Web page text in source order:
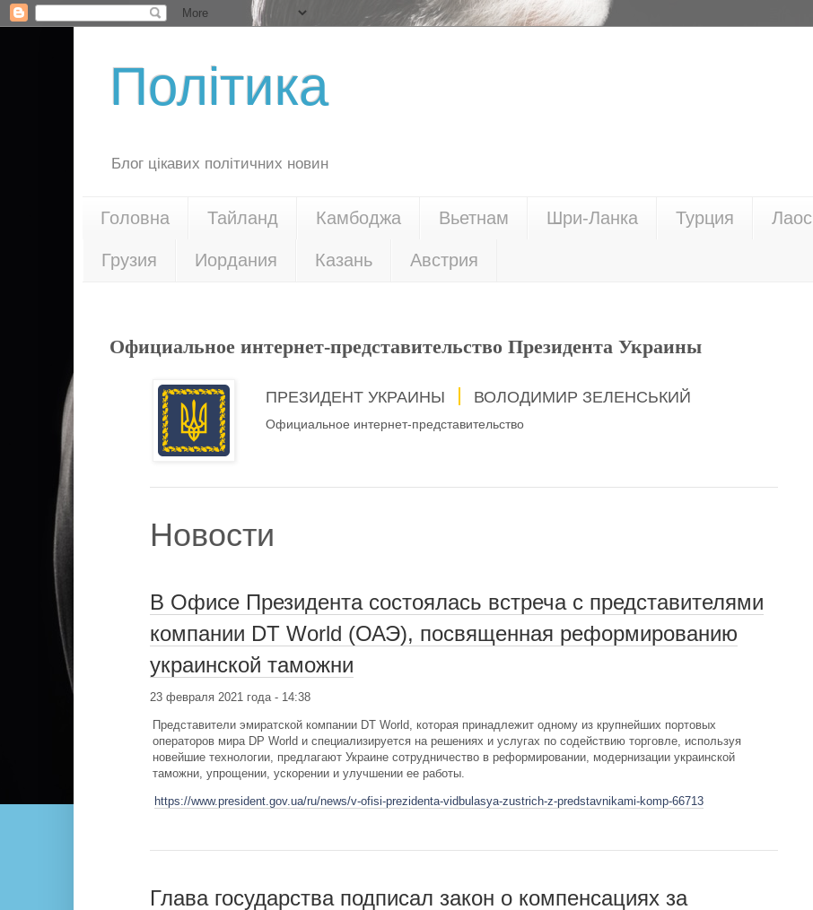
Політика
Блог цікавих політичних новин
Головна Тайланд Камбоджа Вьетнам Шри-Ланка Турция Лаос
Грузия Иордания Казань Австрия
Официальное интернет-представительство Президента Украины
ПРЕЗИДЕНТ УКРАИНЫ ВОЛОДИМИР ЗЕЛЕНСЬКИЙ
Официальное интернет-представительство
Новости
В Офисе Президента состоялась встреча с представителями
компании DT World (ОАЭ), посвященная реформированию
украинской таможни
23 февраля 2021 года - 14:38
Представители эмиратской компании DT World, которая принадлежит одному из крупнейших портовых
операторов мира DP World и специализируется на решениях и услугах по содействию торговле, используя
новейшие технологии, предлагают Украине сотрудничество в реформировании, модернизации украинской
таможни, упрощении, ускорении и улучшении ее работы.
https://www.president.gov.ua/ru/news/v-ofisi-prezidenta-vidbulasya-zustrich-z-predstavnikami-komp-66713
Глава государства подписал закон о компенсациях за